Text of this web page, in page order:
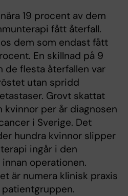
19 procent av dem
fått återfall.
dem som endast fått
En skillnad på 9
de flesta återfallen var
utan spridd
Grovt skattat
kvinnor per år diagnosen
i Sverige. Det
hundra kvinnor slipper
ingår i den
operationen.
är numera klinisk praxis